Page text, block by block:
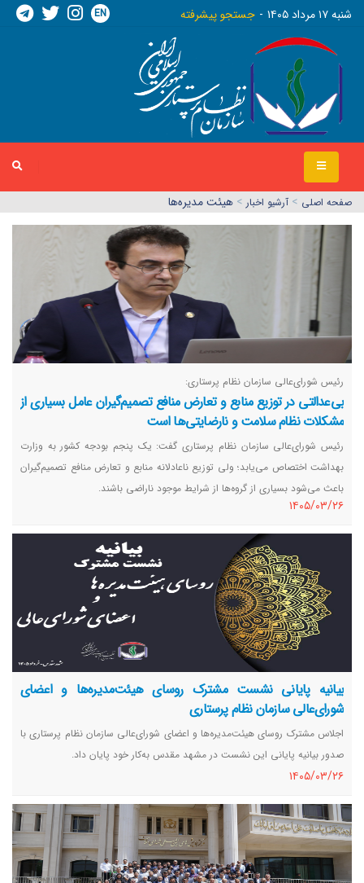
شنبه ١٧ مرداد ١٤٠٥ جستجو پیشرفته EN
صفحه اصلي > آرشیو اخبار > هیئت مدیره‌ها
رئیس شورای‌عالی سازمان نظام پرستاری:
بی‌عدالتی در توزیع منابع و تعارض منافع تصمیم‌گیران عامل بسیاری از
مشکلات نظام سلامت و نارضایتی‌ها است
رئیس شورای‌عا‌لی سازمان نظام پرستاری گفت: یک پنجم بودجه کشور به وزارت
بهداشت اختصاص می‌یابد؛ ولی توزیع ناعادلانه منابع و تعارض منافع تصمیم‌گیران
باعث می‌شود بسیاری از گروه‌ها از شرایط موجود ناراضی باشند.
١٤٠٥/٠٣/٢٦
بیانیه پایانی نشست مشترک روسای هیئت‌مدیره‌ها و اعضای
شورای‌عالی سازمان نظام پرستاری
اجلاس مشترک روسای هیئت‌مدیره‌ها و اعضای شورای‌عالی سازمان نظام پرستاری با
صدور بیانیه پایانی این نشست در مشهد مقدس به‌کار خود پایان داد.
١٤٠٥/٠٣/٢٦